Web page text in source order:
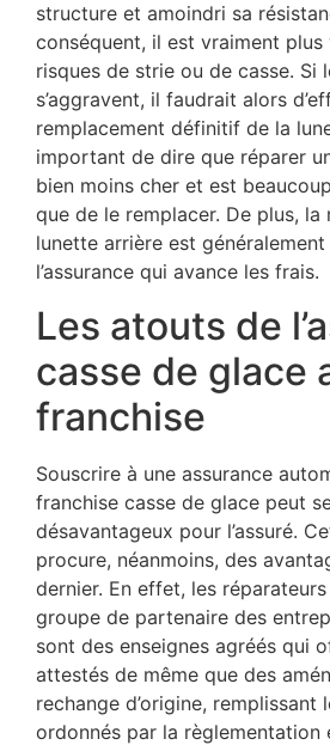
structure et amoindri sa
conséquent, il est vraiment plus
risques de strie ou de casse. Si
s’aggravent, il faudrait alors
remplacement définitif de la
important de dire que réparer
bien moins cher et est
que de le remplacer. De plus, la
lunette arrière est
l’assurance qui avance les frais.
Les atouts de
casse de glace
franchise
Souscrire à une assurance
franchise casse de glace peut
désavantageux pour l’assuré.
procure, néanmoins, des
dernier. En effet, les
groupe de partenaire des
sont des enseignes agréés qui
attestés de même que des
rechange d’origine, remplissant
ordonnés par la règlementation